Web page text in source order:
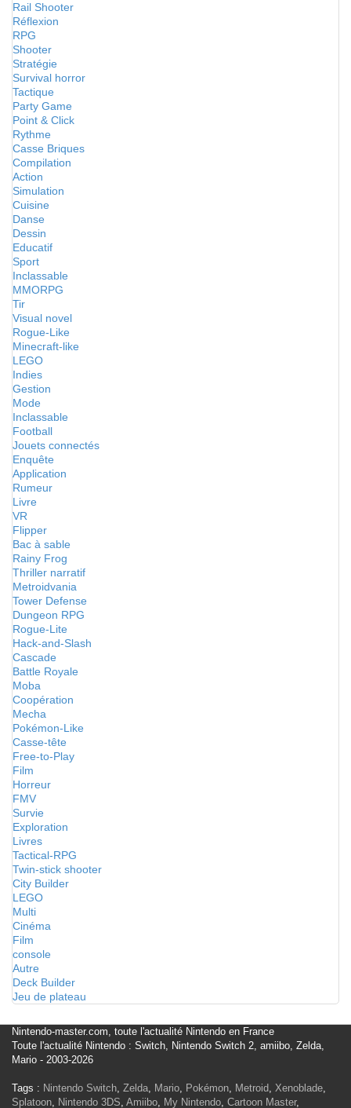
Rail Shooter
Réflexion
RPG
Shooter
Stratégie
Survival horror
Tactique
Party Game
Point & Click
Rythme
Casse Briques
Compilation
Action
Simulation
Cuisine
Danse
Dessin
Educatif
Sport
Inclassable
MMORPG
Tir
Visual novel
Rogue-Like
Minecraft-like
LEGO
Indies
Gestion
Mode
Inclassable
Football
Jouets connectés
Enquête
Application
Rumeur
Livre
VR
Flipper
Bac à sable
Rainy Frog
Thriller narratif
Metroidvania
Tower Defense
Dungeon RPG
Rogue-Lite
Hack-and-Slash
Cascade
Battle Royale
Moba
Coopération
Mecha
Pokémon-Like
Casse-tête
Free-to-Play
Film
Horreur
FMV
Survie
Exploration
Livres
Tactical-RPG
Twin-stick shooter
City Builder
LEGO
Multi
Cinéma
Film
console
Autre
Deck Builder
Jeu de plateau
Nintendo-master.com, toute l'actualité Nintendo en France
Toute l'actualité Nintendo : Switch, Nintendo Switch 2, amiibo, Zelda,
Mario - 2003-2026
Tags : Nintendo Switch, Zelda, Mario, Pokémon, Metroid, Xenoblade,
Splatoon, Nintendo 3DS, Amiibo, My Nintendo, Cartoon Master,